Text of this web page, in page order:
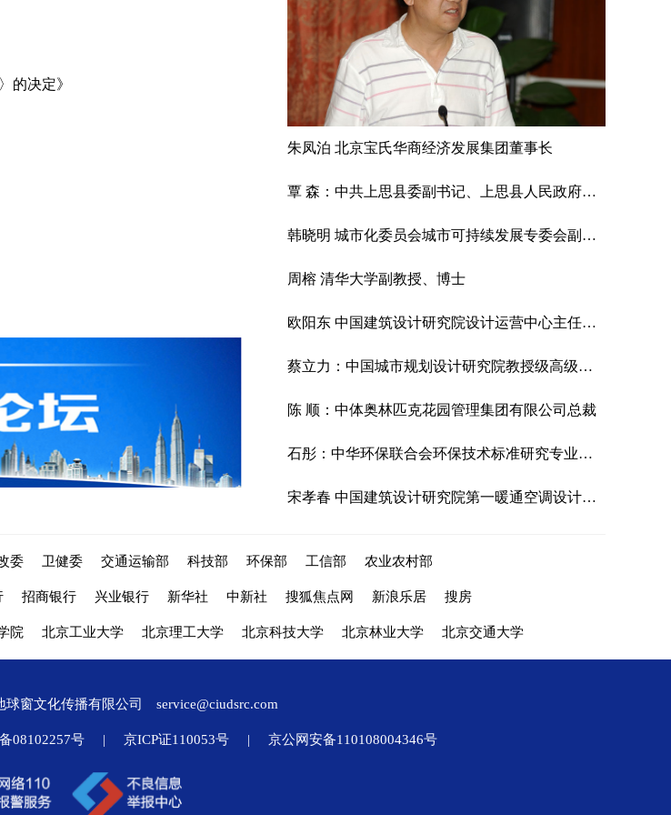
的决定》
朱凤泊 北京宝氏华商经济发展集团董事长
覃 森：中共上思县委副书记、上思县人民政府县长
韩晓明 城市化委员会城市可持续发展专委会副主任、北京云鼎环境工程有限公司总经理、高级能源管理师
周榕 清华大学副教授、博士
欧阳东 中国建筑设计研究院设计运营中心主任、教授级高工
蔡立力：中国城市规划设计研究院教授级高级城市规划师，中国国际城市化委员会乡村建设专委会常务副主任，住建部村镇建设司乡村规划研究中心顾问。
陈 顺：中体奥林匹克花园管理集团有限公司总裁
石彤：中华环保联合会环保技术标准研究专业委员会副秘书长
宋孝春 中国建筑设计研究院第一暖通空调设计研究室主任
委 卫健委 交通运输部 科技部 环保部 工信部 农业农村部
招商银行 兴业银行 新华社 中新社 搜狐焦点网 新浪乐居 搜房
院 北京工业大学 北京理工大学 北京科技大学 北京林业大学 北京交通大学
球窗文化传播有限公司 service@ciudsrc.com
08102257号 | 京ICP证110053号 | 京公网安备110108004346号